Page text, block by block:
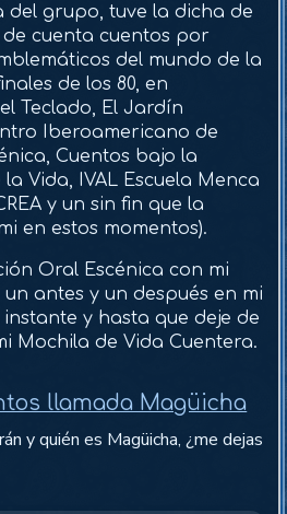
del grupo, tuve la dicha de
cuenta cuentos por
del mundo de la
de los 80, en
Teclado, El Jardín
Iberoamericano de
Cuentos bajo la
Vida, IVAL Escuela Menca
y un sin fin que la
en estos momentos).
Oral Escénica con mi
antes y un después en mi
y hasta que deje de
Mochila de Vida Cuentera.
llamada Magüicha
y quién es Magüicha, ¿me dejas